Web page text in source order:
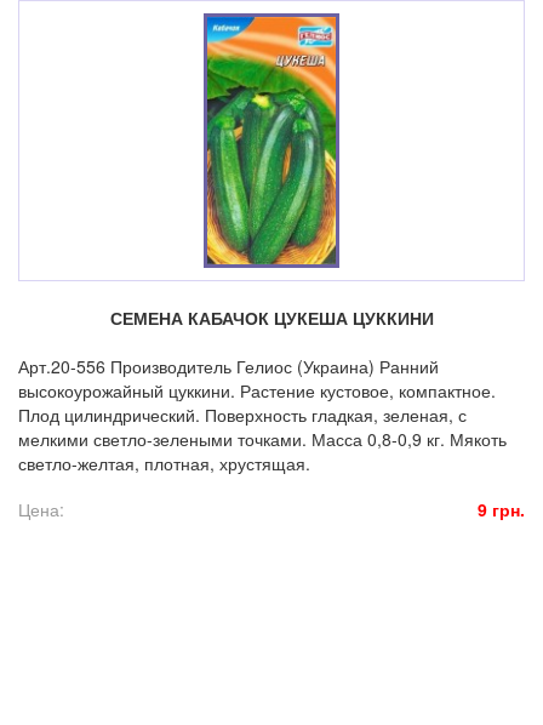
СЕМЕНА КАБАЧОК ЦУКЕША ЦУККИНИ
Арт.20-556 Производитель Гелиос (Украина) Ранний
высокоурожайный цуккини. Растение кустовое, компактное.
Плод цилиндрический. Поверхность гладкая, зеленая, с
мелкими светло-зелеными точками. Масса 0,8-0,9 кг. Мякоть
светло-желтая, плотная, хрустящая.
Цена:
9 грн.